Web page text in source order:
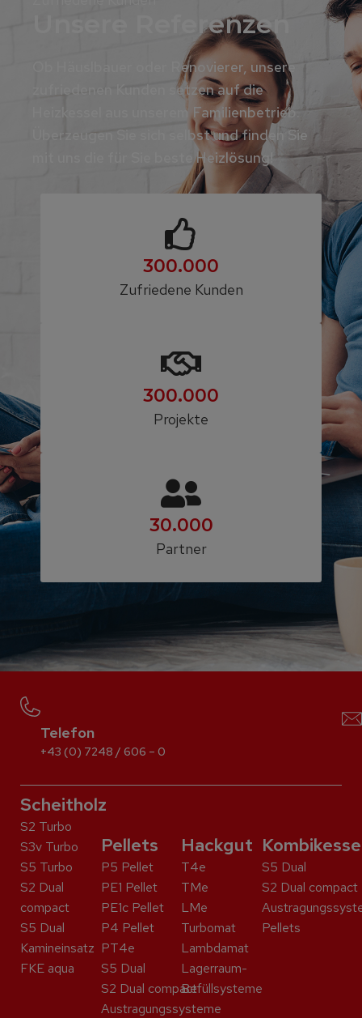
Unsere Referenzen
Ob Häuslbauer oder Renovierer, unsere
zufriedenen Kunden setzen auf die
Heizkessel aus unserem Familienbetrieb.
Überzeugen Sie sich selbst und finden Sie
mit uns die für Sie beste Heizlösung!
300.000
Zufriedene Kunden
300.000
Projekte
30.000
Partner
Telefon
+43 (0) 7248 / 606 – 0
Scheitholz
S2 Turbo
S3v Turbo
S5 Turbo
S2 Dual
compact
S5 Dual
Kaminein­satz
FKE aqua
Pellets
P5 Pellet
PE1 Pellet
PE1c Pellet
P4 Pellet
PT4e
S5 Dual
S2 Dual compact
Austragungssysteme
Hackgut
T4e
TMe
LMe
Turbomat
Lambdamat
Lagerraum-
Befüllsysteme
S5 Dual
S2 Dual compact
Pellets